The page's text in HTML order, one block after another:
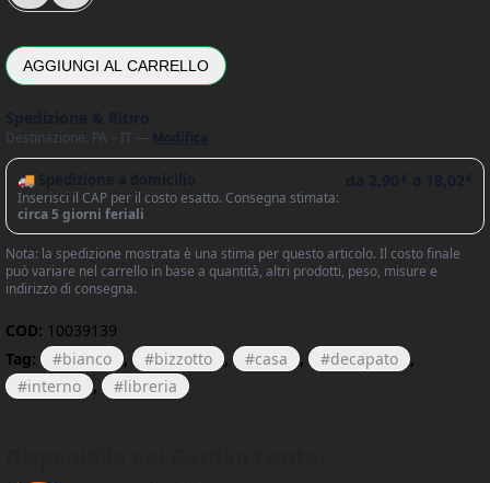
AGGIUNGI AL CARRELLO
Destinazione: PA – IT —
🚚 Spedizione a domicilio
Inserisci il CAP per il costo esatto. Consegna stimata:
circa 5 giorni feriali
Nota: la spedizione mostrata è una stima per questo articolo. Il costo finale
può variare nel carrello in base a quantità, altri prodotti, peso, misure e
indirizzo di consegna.
COD: 10039139
Tag:
bianco , bizzotto , casa , decapato
,
interno
, libreria